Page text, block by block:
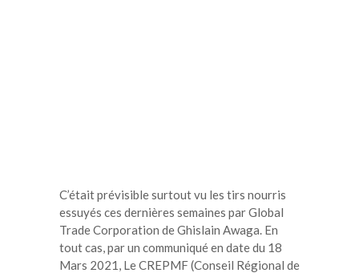
C’était prévisible surtout vu les tirs nourris
essuyés ces dernières semaines par Global
Trade Corporation de Ghislain Awaga. En
tout cas, par un communiqué en date du 18
Mars 2021, Le CREPMF (Conseil Régional de